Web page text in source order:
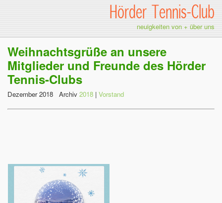
Hörder Tennis-Club
neuigkeiten von + über uns
Weihnachtsgrüße an unsere
Mitglieder und Freunde des Hörder
Tennis-Clubs
Dezember 2018 Archiv 2018 | Vorstand